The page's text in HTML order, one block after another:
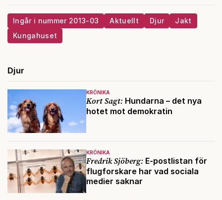
Ingår i nummer 2013-03 Aktuellt Djur
Jakt
Kungahuset
Djur
KRÖNIKA
Kort Sagt: Hundarna – det nya
hotet mot demokratin
KRÖNIKA
Fredrik Sjöberg: E-postlistan för
flugforskare har vad sociala
medier saknar